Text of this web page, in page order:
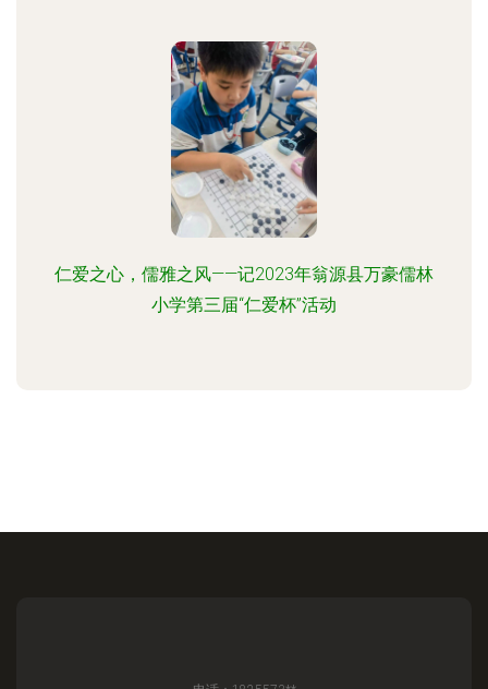
仁爱之心，儒雅之风——记2023年翁源县万豪儒林
小学第三届“仁爱杯”活动